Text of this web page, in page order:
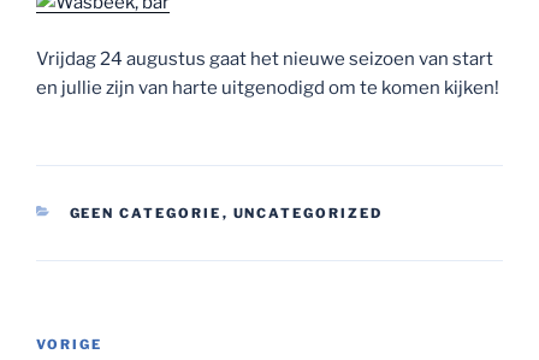
Vrijdag 24 augustus gaat het nieuwe seizoen van start
en jullie zijn van harte uitgenodigd om te komen kijken!
CATEGORIEËN
GEEN CATEGORIE , UNCATEGORIZED
Bericht
Vorig
VORIGE